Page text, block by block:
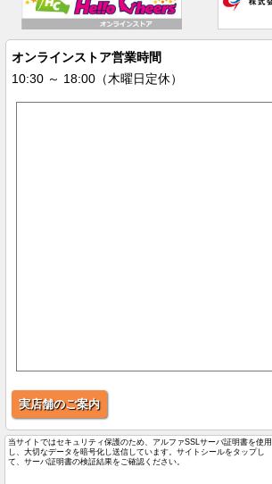
オンラインストア営業時間
10:30 ～ 18:00（木曜日定休）
実店舗のご案内
当サイトではセキュリティ保護のため、アルファSSLサーバ証明書を使用
し、大切なデータを暗号化し送信しています。サイトシールをタップし
て、サーバ証明書の検証結果をご確認ください。